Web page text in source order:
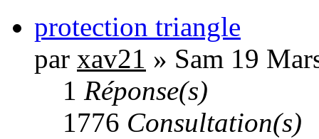
protection triangle
par xav21 » Sam 19
1 Réponse(s)
1776 Consultation(s)